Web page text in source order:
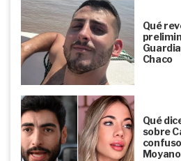
Qué
Chaco
Qué
sobre
Moyano